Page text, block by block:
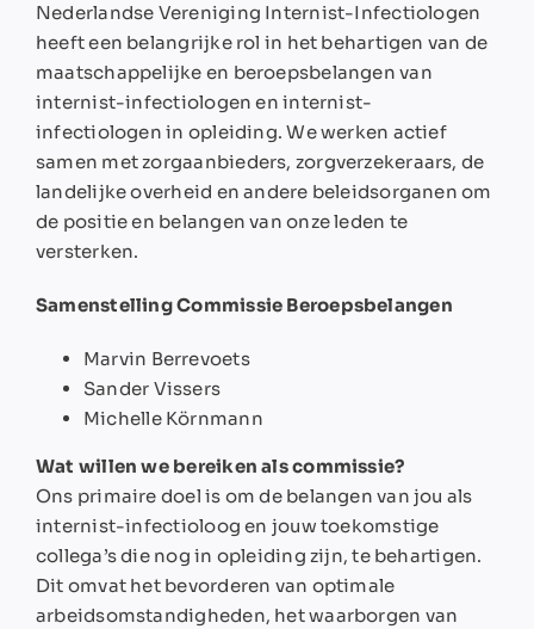
Nederlandse Vereniging Internist-Infectiologen
heeft een belangrijke rol in het behartigen van de
maatschappelijke en beroepsbelangen van
internist-infectiologen en internist-
infectiologen in opleiding. We werken actief
samen met zorgaanbieders, zorgverzekeraars, de
landelijke overheid en andere beleidsorganen om
de positie en belangen van onze leden te
versterken.
Samenstelling Commissie Beroepsbelangen
Marvin Berrevoets
Sander Vissers
Michelle Körnmann
Wat willen we bereiken als commissie?
Ons primaire doel is om de belangen van jou als
internist-infectioloog en jouw toekomstige
collega’s die nog in opleiding zijn, te behartigen.
Dit omvat het bevorderen van optimale
arbeidsomstandigheden, het waarborgen van